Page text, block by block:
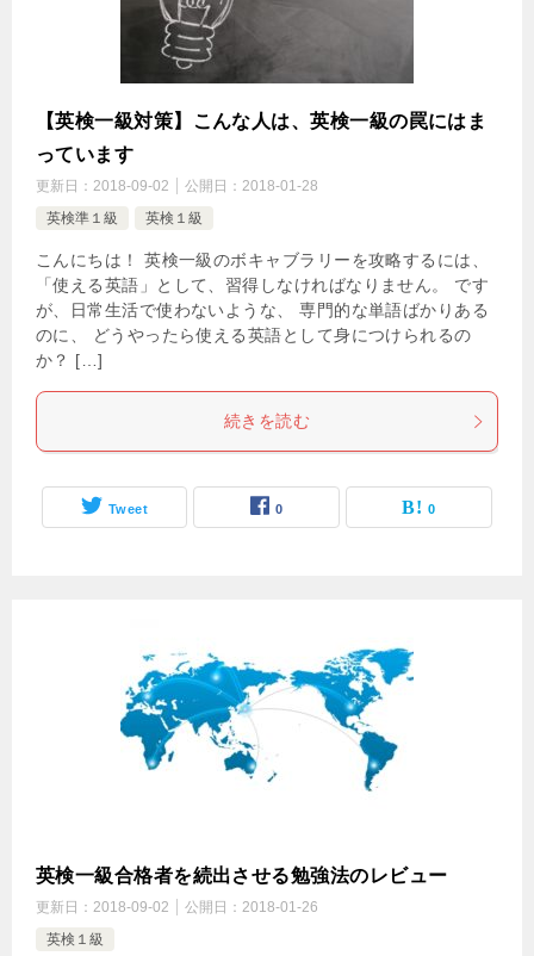
【英検一級対策】こんな人は、英検一級の罠にはま
っています
更新日： 2018-09-02 公開日： 2018-01-28
英検準１級
英検１級
こんにちは！ 英検一級のボキャブラリーを攻略するには、
「使える英語」として、習得しなければなりません。 です
が、日常生活で使わないような、 専門的な単語ばかりある
のに、 どうやったら使える英語として身につけられるの
か？ […]
続きを読む
Tweet 0 0
英検一級合格者を続出させる勉強法のレビュー
更新日： 2018-09-02 公開日： 2018-01-26
英検１級